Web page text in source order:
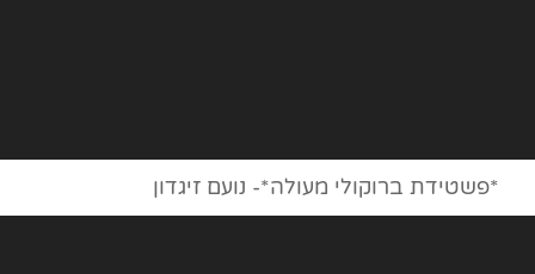
*פשטידת ברוקולי מעולה*- נועם זיגדון